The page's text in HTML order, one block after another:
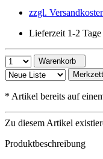
zzgl.
Lieferzeit 1-2 Tage
Warenkorb
* Artikel bereits auf
Zu diesem Artikel
Produktbeschreibung